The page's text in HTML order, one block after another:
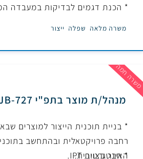
* הכנת דגמים לבדיקות במעבדה
משרה מלאה שפלה ייצור
חמה
מנהל/ת מוצר בתפ"י JB-727
* בניית תוכנית הייצור למוצרים
רחבה פרויקטאלית ובהתחשב
האינטגרטיבית.
* חבר בצוות IPT.